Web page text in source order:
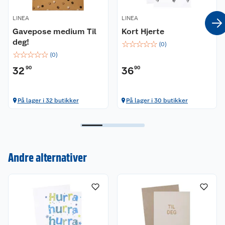
LINEA
Gavepose medium Til
deg!
☆☆☆☆☆ (0)
32 90
På lager i 32 butikker
LINEA
Kort Hjerte
☆☆☆☆☆ (0)
3690
På lager i 30 butikker
Andre alternativer
Nyheter
Våre butikker
Våre merkevarer
Angre- og returrett
Reklamasjon og garanti
Ofte stilte spørsmål